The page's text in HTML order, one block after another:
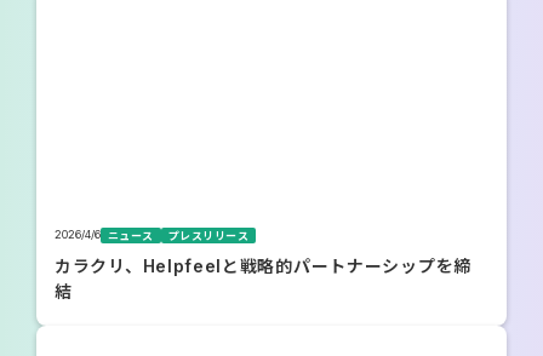
ニュース プレスリリース
2026/4/6
カラクリ、Helpfeelと戦略的パートナーシップを締
結